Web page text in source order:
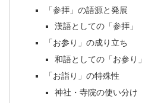
「参拝」の語源と発展
漢語としての「参拝」
「お参り」の成り立ち
和語としての「お参り」
「お詣り」の特殊性
神社・寺院の使い分け